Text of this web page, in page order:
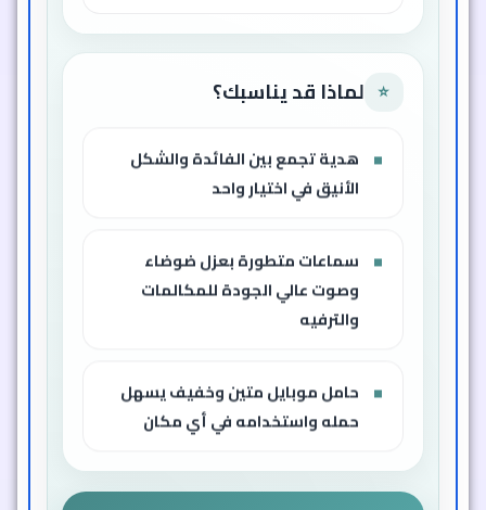
⭐ لماذا قد يناسبك؟
هدية تجمع بين الفائدة والشكل
الأنيق في اختيار واحد
سماعات متطورة بعزل ضوضاء
وصوت عالي الجودة للمكالمات
والترفيه
حامل موبايل متين وخفيف يسهل
حمله واستخدامه في أي مكان